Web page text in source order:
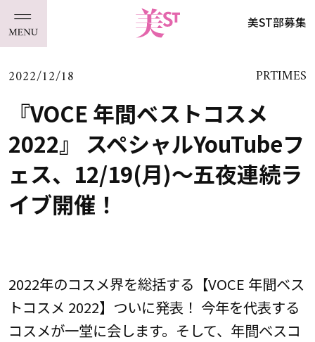
美ST部募集
2022/12/18 PRTIMES
『VOCE 年間ベストコスメ
2022』 スペシャルYouTubeフ
ェス、12/19(月)～五夜連続ラ
イブ開催！
2022年のコスメ界を総括する【VOCE 年間ベス
トコスメ 2022】ついに発表！ 今年を代表する
コスメが一堂に会します。そして、年間ベスコ